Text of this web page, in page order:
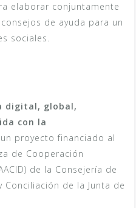
elaborar conjuntamente
de ayuda para un
sociales.
digital, global,
con la
un proyecto financiado al
de Cooperación
de la Consejería de
Conciliación de la Junta de